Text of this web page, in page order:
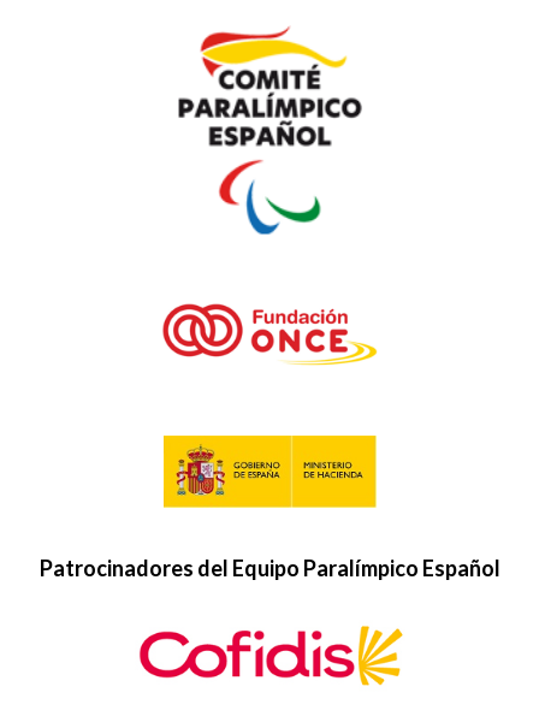
Patrocinadores del Equipo Paralímpico Español